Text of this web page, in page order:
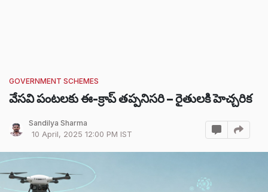
GOVERNMENT SCHEMES
వేసవి పంటలకు ఈ-క్రాప్ తప్పనిసరి – రైతులకి హెచ్చరిక
Sandilya Sharma
10 April, 2025 12:00 PM IST